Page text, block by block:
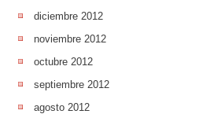
diciembre 2012
noviembre 2012
octubre 2012
septiembre 2012
agosto 2012